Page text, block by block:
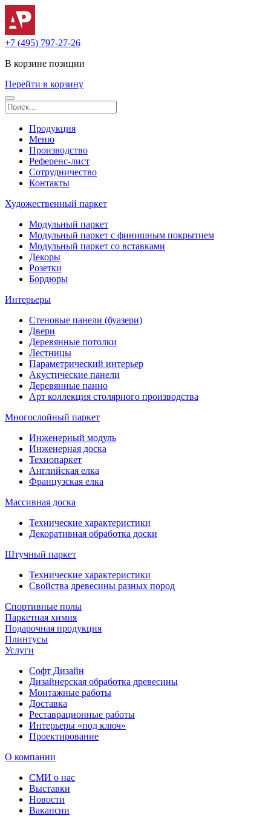
+7 (495) 797-27-26
В корзине позиции
Перейти в корзину
Продукция
Меню
Производство
Референс-лист
Сотрудничество
Контакты
Художественный паркет
Модульный паркет
Модульный паркет с финишным покрытием
Модульный паркет со вставками
Декоры
Розетки
Бордюры
Интерьеры
Стеновые панели (буазери)
Двери
Деревянные потолки
Лестницы
Параметрический интерьер
Акустические панели
Деревянные панно
Арт коллекция столярного производства
Многослойный паркет
Инженерный модуль
Инженерная доска
Технопаркет
Английская елка
Французская елка
Массивная доска
Технические характеристики
Декоративная обработка доски
Штучный паркет
Технические характеристики
Свойства древесины разных пород
Спортивные полы
Паркетная химия
Подарочная продукция
Плинтусы
Услуги
Софт Дизайн
Дизайнерская обработка древесины
Монтажные работы
Доставка
Реставрационные работы
Интерьеры «под ключ»
Проектирование
О компании
СМИ о нас
Выставки
Новости
Вакансии